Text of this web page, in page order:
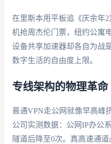
在里斯本用平板追《庆余年
机抢周杰伦门票，纽约公
设备共享加速器却各自为战
数字生活的自由度上限。
专线架构的物理革命
普通VPN走公网就像早高峰
公司实测数据：公网IP办公
隧道后降至0次。真高速通